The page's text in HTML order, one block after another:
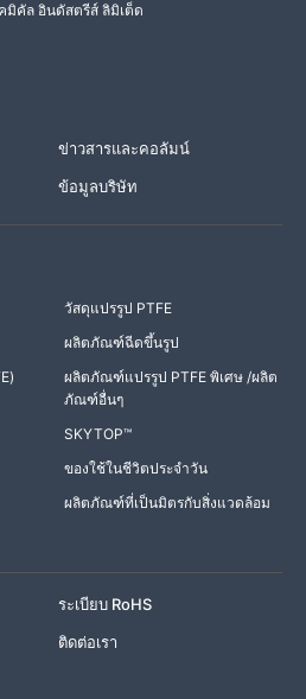
มิคัล อินดัสตรีส์ ลิมิเต็ด
ข่าวสารและคอลัมน์
ข้อมูลบริษัท
วัสดุแปรรูป PTFE
ผลิตภัณฑ์ฉีดขึ้นรูป
ผลิตภัณฑ์แปรรูป PTFE พิเศษ /ผลิต
ภัณฑ์อื่นๆ
SKYTOP™
ของใช้ในชีวิตประจำวัน
ผลิตภัณฑ์ที่เป็นมิตรกับสิ่งแวดล้อม
ระเบียบ RoHS
ติดต่อเรา